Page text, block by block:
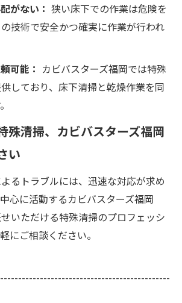
がない： 狭い床下での作業は危険を
技術で安全かつ確実に作業が行われ
可能： カビバスターズ福岡では特殊
しており、床下清掃と乾燥作業を同
殊清掃、カビバスターズ福岡
い
るトラブルには、迅速な対応が求め
心に活動するカビバスターズ福岡
いただける特殊清掃のプロフェッシ
にご相談ください。